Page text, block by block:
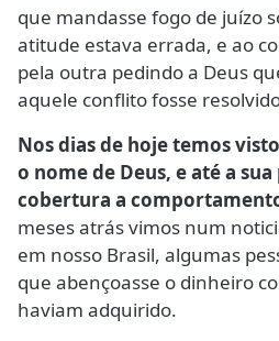
que mandasse fogo de juízo
atitude estava errada, e ao
pela outra pedindo a Deus
aquele conflito fosse
Nos dias de hoje temos
o nome de Deus, e até a
cobertura a
meses atrás vimos num
em nosso Brasil, algumas
que abençoasse o dinheiro
haviam adquirido.